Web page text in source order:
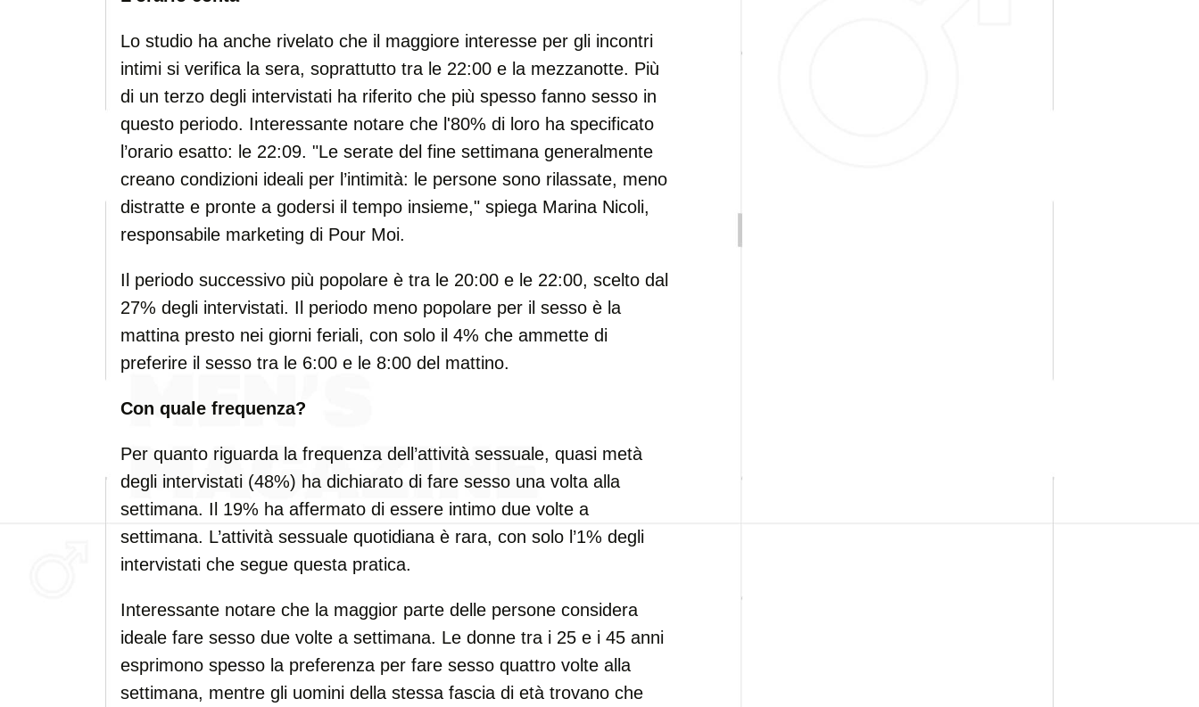
Lo studio ha anche rivelato che il maggiore interesse per gli incontri
intimi si verifica la sera, soprattutto tra le 22:00 e la mezzanotte. Più
di un terzo degli intervistati ha riferito che più spesso fanno sesso in
questo periodo. Interessante notare che l'80% di loro ha specificato
l’orario esatto: le 22:09. "Le serate del fine settimana generalmente
creano condizioni ideali per l’intimità: le persone sono rilassate, meno
distratte e pronte a godersi il tempo insieme," spiega Marina Nicoli,
responsabile marketing di Pour Moi.
Il periodo successivo più popolare è tra le 20:00 e le 22:00, scelto dal
27% degli intervistati. Il periodo meno popolare per il sesso è la
mattina presto nei giorni feriali, con solo il 4% che ammette di
preferire il sesso tra le 6:00 e le 8:00 del mattino.
Con quale frequenza?
Per quanto riguarda la frequenza dell’attività sessuale, quasi metà
degli intervistati (48%) ha dichiarato di fare sesso una volta alla
settimana. Il 19% ha affermato di essere intimo due volte a
settimana. L’attività sessuale quotidiana è rara, con solo l’1% degli
intervistati che segue questa pratica.
Interessante notare che la maggior parte delle persone considera
ideale fare sesso due volte a settimana. Le donne tra i 25 e i 45 anni
esprimono spesso la preferenza per fare sesso quattro volte alla
settimana, mentre gli uomini della stessa fascia di età trovano che